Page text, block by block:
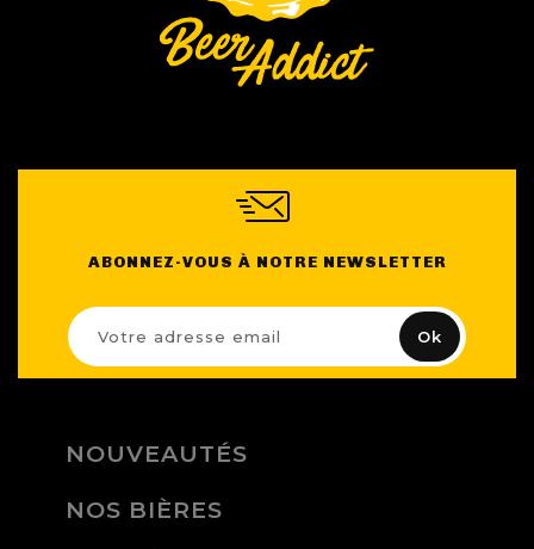
ABONNEZ-VOUS À NOTRE NEWSLETTER
NOUVEAUTÉS
NOS BIÈRES